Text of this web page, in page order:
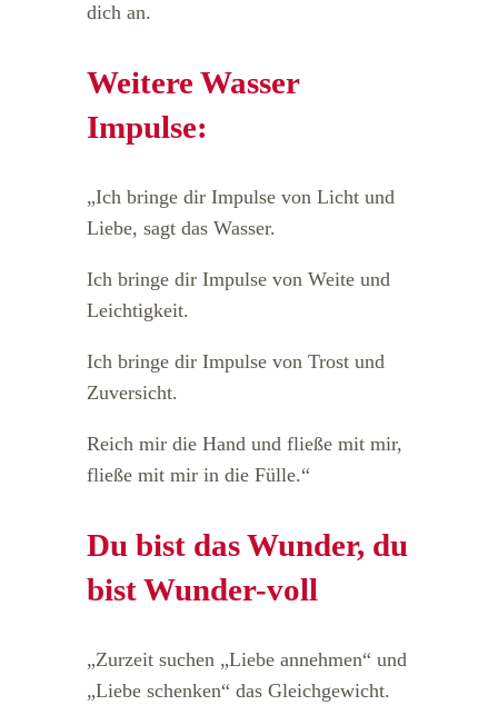
dich an.
Weitere Wasser
Impulse:
„Ich bringe dir Impulse von Licht und
Liebe, sagt das Wasser.
Ich bringe dir Impulse von Weite und
Leichtigkeit.
Ich bringe dir Impulse von Trost und
Zuversicht.
Reich mir die Hand und fließe mit mir,
fließe mit mir in die Fülle.“
Du bist das Wunder, du
bist Wunder-voll
„Zurzeit suchen „Liebe annehmen“ und
„Liebe schenken“ das Gleichgewicht.